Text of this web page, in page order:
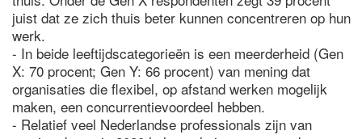
juist dat ze zich thuis beter kunnen concentreren op hun
werk.
- In beide leeftijdscategorieën is een meerderheid (Gen
X: 70 procent; Gen Y: 66 procent) van mening dat
organisaties die flexibel, op afstand werken mogelijk
maken, een concurrentievoordeel hebben.
- Relatief veel Nederlandse professionals zijn van